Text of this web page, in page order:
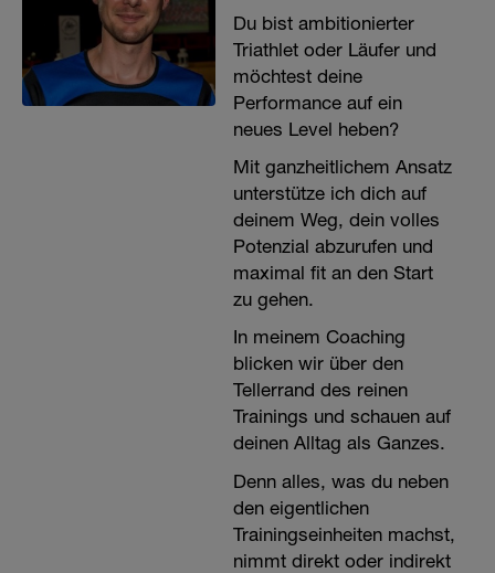
Du bist ambitionierter
Triathlet oder Läufer und
möchtest deine
Performance auf ein
neues Level heben?
Mit ganzheitlichem Ansatz
unterstütze ich dich auf
deinem Weg, dein volles
Potenzial abzurufen und
maximal fit an den Start
zu gehen.
In meinem Coaching
blicken wir über den
Tellerrand des reinen
Trainings und schauen auf
deinen Alltag als Ganzes.
Denn alles, was du neben
den eigentlichen
Trainingseinheiten machst,
nimmt direkt oder indirekt